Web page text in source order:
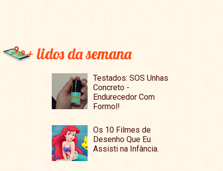
+ lidos da semana
Testados: SOS Unhas
Concreto -
Endurecedor Com
Formol!
Os 10 Filmes de
Desenho Que Eu
Assisti na Infância.